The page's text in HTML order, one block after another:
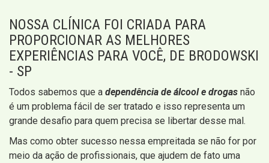
NOSSA CLÍNICA FOI CRIADA PARA
PROPORCIONAR AS MELHORES
EXPERIÊNCIAS PARA VOCÊ, DE BRODOWSKI
- SP
Todos sabemos que a dependência de álcool e drogas não
é um problema fácil de ser tratado e isso representa um
grande desafio para quem precisa se libertar desse mal.
Mas como obter sucesso nessa empreitada se não for por
meio da ação de profissionais, que ajudem de fato uma